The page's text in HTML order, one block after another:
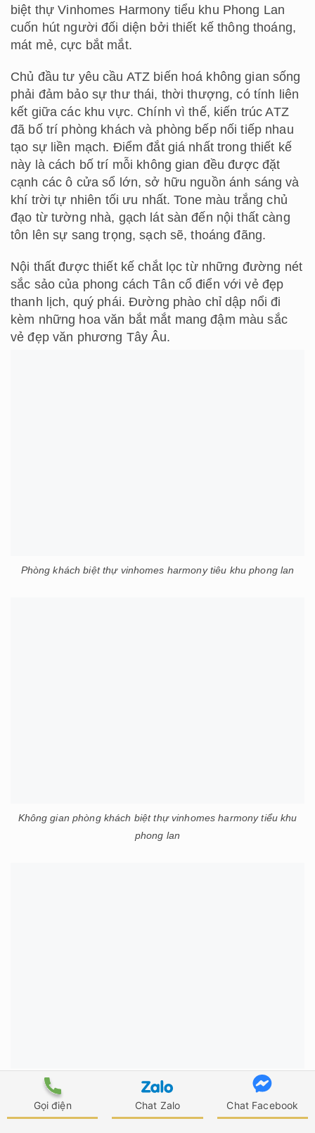
Gọi điện Chat Zalo Chat Facebook
biệt thự Vinhomes Harmony tiểu khu Phong Lan
cuốn hút người đối diện bởi thiết kế thông thoáng,
mát mẻ, cực bắt mắt.
Chủ đầu tư yêu cầu ATZ biến hoá không gian sống
phải đảm bảo sự thư thái, thời thượng, có tính liên
kết giữa các khu vực. Chính vì thế, kiến trúc ATZ
đã bố trí phòng khách và phòng bếp nối tiếp nhau
tạo sự liền mạch. Điểm đắt giá nhất trong thiết kế
này là cách bố trí mỗi không gian đều được đặt
cạnh các ô cửa sổ lớn, sở hữu nguồn ánh sáng và
khí trời tự nhiên tối ưu nhất. Tone màu trắng chủ
đạo từ tường nhà, gạch lát sàn đến nội thất càng
tôn lên sự sang trọng, sạch sẽ, thoáng đãng.
Nội thất được thiết kế chắt lọc từ những đường nét
sắc sảo của phong cách Tân cổ điển với vẻ đẹp
thanh lịch, quý phái. Đường phào chỉ dập nổi đi
kèm những hoa văn bắt mắt mang đậm màu sắc
vẻ đẹp văn phương Tây Âu.
Phòng khách biệt thự vinhomes harmony tiêu khu phong lan
Không gian phòng khách biệt thự vinhomes harmony tiểu khu
phong lan
Không gian phòng ăn biệt thự vinhomes harmony tiểu khu
phong lan